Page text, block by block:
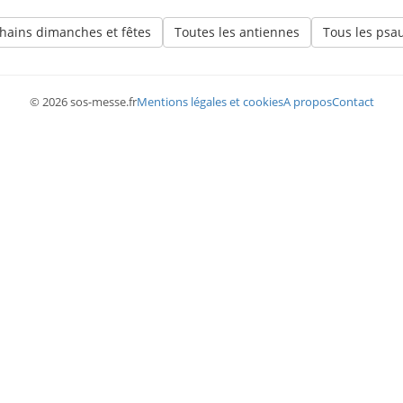
dimanches et fêtes Toutes les antiennes Tous les
© 2026 sos-messe.frMentions légales et cookiesA proposContact